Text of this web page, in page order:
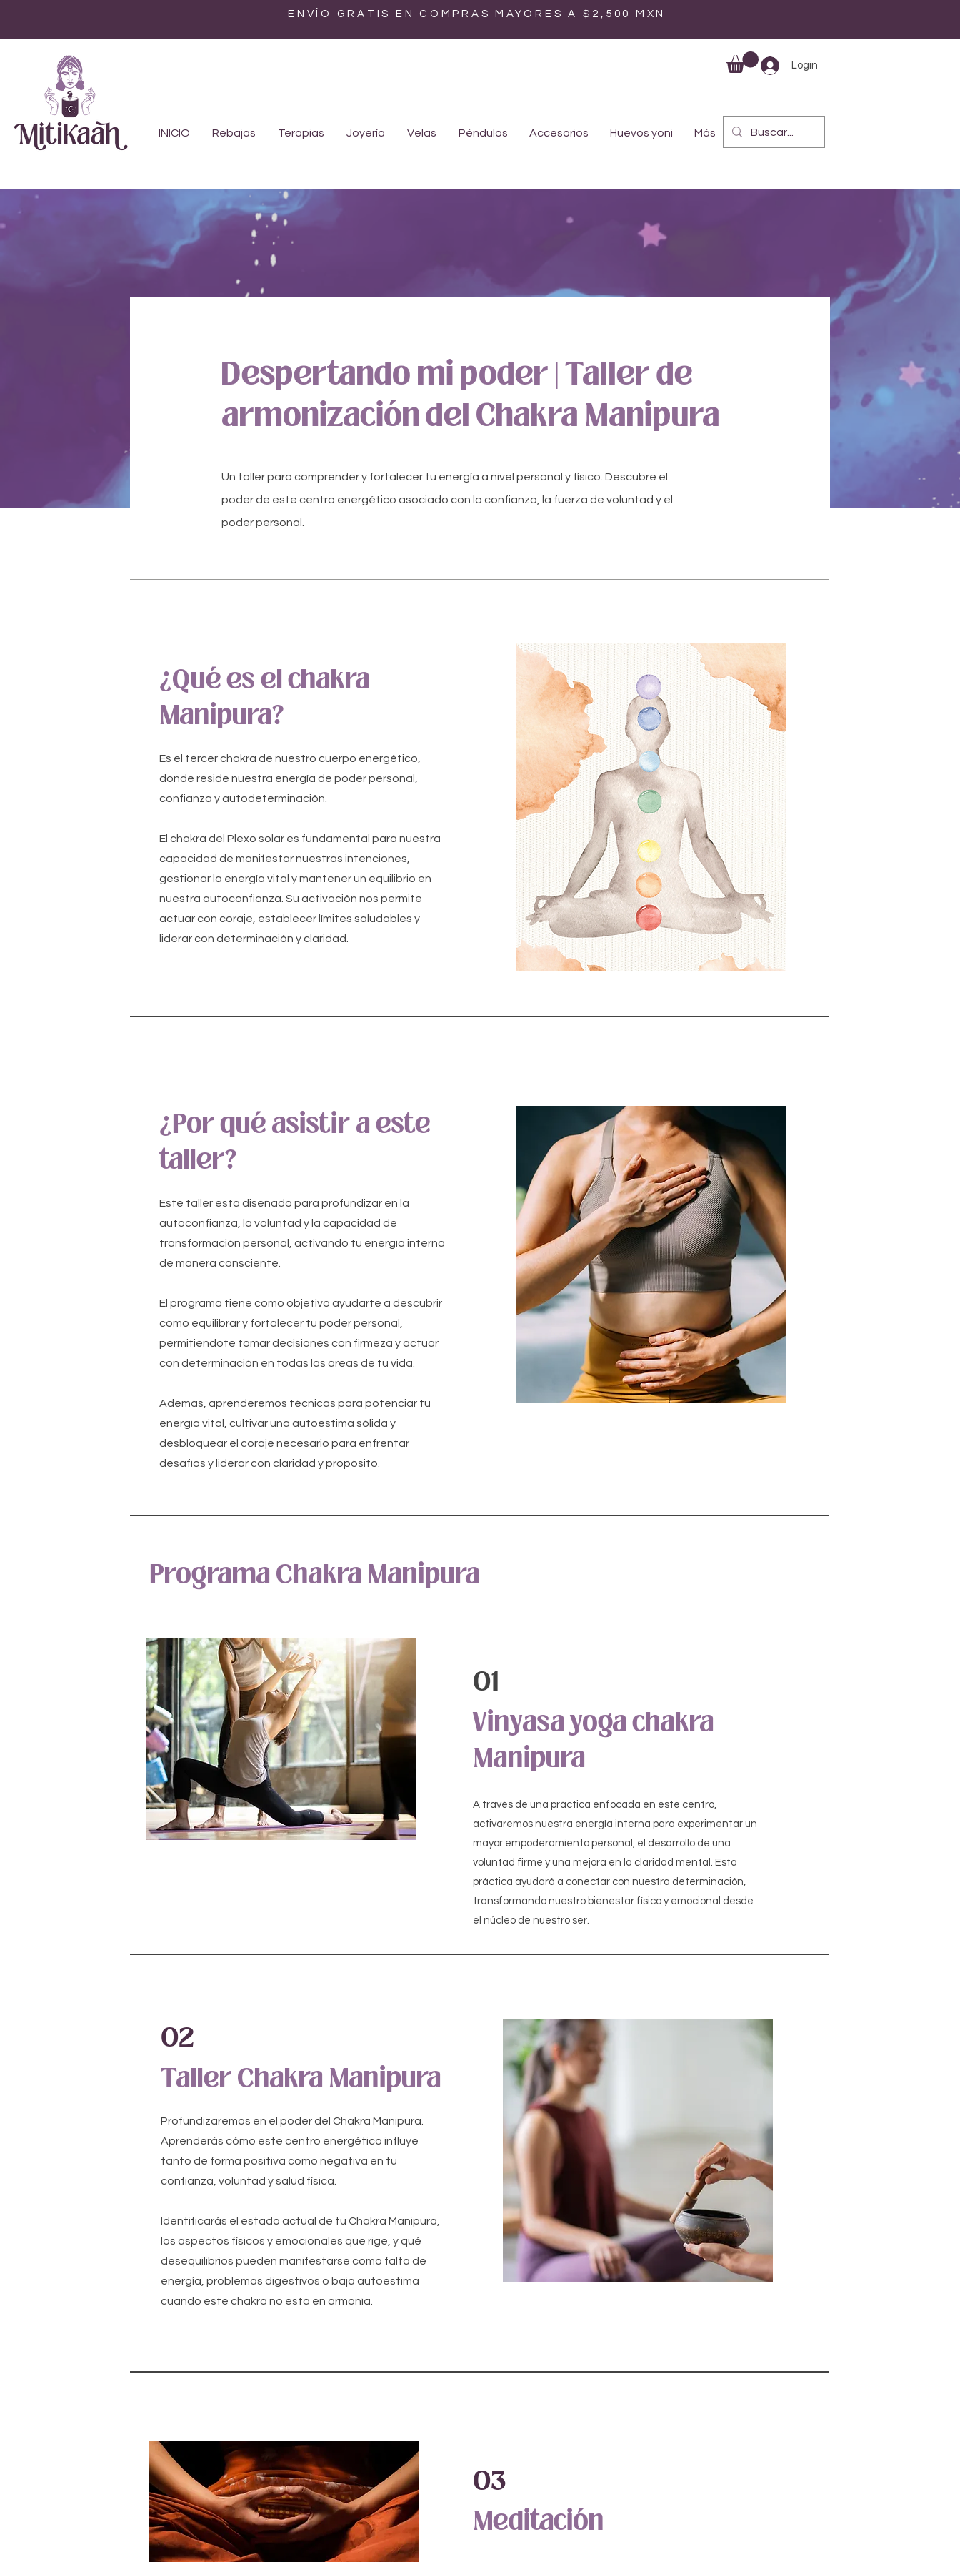
ENVÍO GRATIS EN COMPRAS MAYORES A $2,500 MXN
Login
INICIO Rebajas Terapias Joyería Velas Péndulos Accesorios Huevos yoni Más
Despertando mi poder | Taller de
armonización del Chakra Manipura
Un taller para comprender y fortalecer tu energía a nivel personal y físico. Descubre el
poder de este centro energético asociado con la confianza, la fuerza de voluntad y el
poder personal.
¿Qué es el chakra
Manipura?
Es el tercer chakra de nuestro cuerpo energético,
donde reside nuestra energía de poder personal,
confianza y autodeterminación.
El chakra del Plexo solar es fundamental para nuestra
capacidad de manifestar nuestras intenciones,
gestionar la energía vital y mantener un equilibrio en
nuestra autoconfianza. Su activación nos permite
actuar con coraje, establecer límites saludables y
liderar con determinación y claridad.
¿Por qué asistir a este
taller?
Este taller está diseñado para profundizar en la
autoconfianza, la voluntad y la capacidad de
transformación personal, activando tu energía interna
de manera consciente.
El programa tiene como objetivo ayudarte a descubrir
cómo equilibrar y fortalecer tu poder personal,
permitiéndote tomar decisiones con firmeza y actuar
con determinación en todas las áreas de tu vida.
Además, aprenderemos técnicas para potenciar tu
energía vital, cultivar una autoestima sólida y
desbloquear el coraje necesario para enfrentar
desafíos y liderar con claridad y propósito.
Programa Chakra Manipura
01
Vinyasa yoga chakra
Manipura
A través de una práctica enfocada en este centro,
activaremos nuestra energía interna para experimentar un
mayor empoderamiento personal, el desarrollo de una
voluntad firme y una mejora en la claridad mental. Esta
práctica ayudará a conectar con nuestra determinación,
transformando nuestro bienestar físico y emocional desde
el núcleo de nuestro ser.
02
Taller Chakra Manipura
Profundizaremos en el poder del Chakra Manipura.
Aprenderás cómo este centro energético influye
tanto de forma positiva como negativa en tu
confianza, voluntad y salud física.
Identificarás el estado actual de tu Chakra Manipura,
los aspectos físicos y emocionales que rige, y qué
desequilibrios pueden manifestarse como falta de
energía, problemas digestivos o baja autoestima
cuando este chakra no está en armonía.
03
Meditación